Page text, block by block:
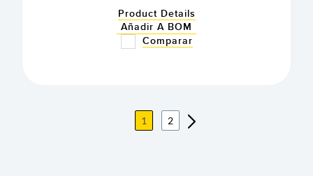
Product Details
Añadir A BOM
Comparar
1 2